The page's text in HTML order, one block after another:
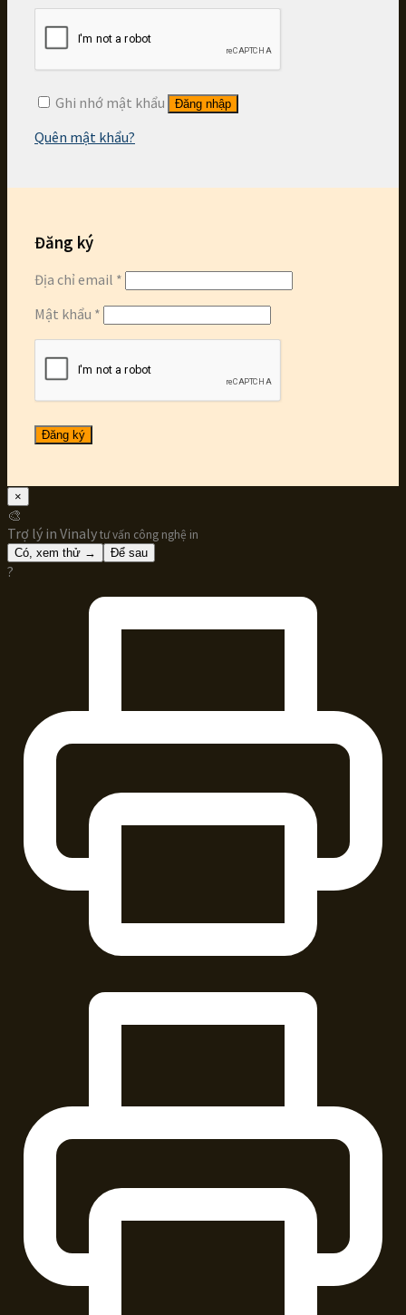
Ghi nhớ mật khẩu Đăng nhập
Quên mật khẩu?
Đăng ký
Địa chỉ email *
Mật khẩu *
Đăng ký
×
🎨
Trợ lý in Vinalytư vấn công nghệ in
Có, xem thử → Để sau
?